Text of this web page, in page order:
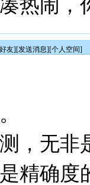
热闹，
友][发送消息][个人空间]
，无非
精确度